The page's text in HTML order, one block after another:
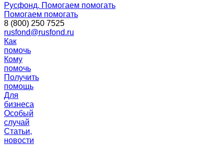
Русфонд. Помогаем помогать
Помогаем помогать
8 (800) 250 7525
rusfond@rusfond.ru
Как
помочь
Кому
помочь
Получить
помощь
Для
бизнеса
Особый
случай
Статьи,
новости